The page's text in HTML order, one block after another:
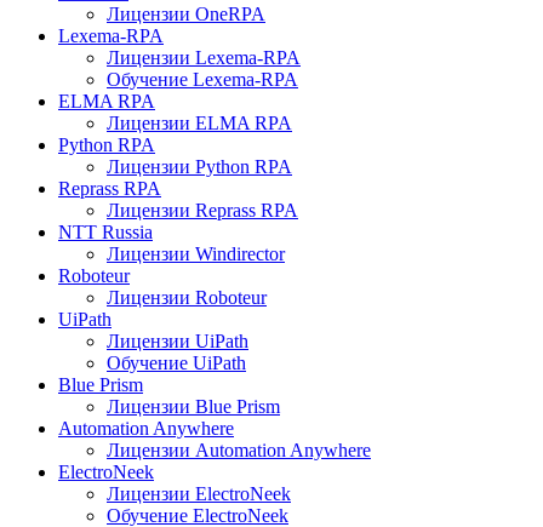
Лицензии OneRPA
Lexema-RPA
Лицензии Lexema-RPA
Обучение Lexema-RPA
ELMA RPA
Лицензии ELMA RPA
Python RPA
Лицензии Python RPA
Reprass RPA
Лицензии Reprass RPA
NTT Russia
Лицензии Windirector
Roboteur
Лицензии Roboteur
UiPath
Лицензии UiPath
Обучение UiPath
Blue Prism
Лицензии Blue Prism
Automation Anywhere
Лицензии Automation Anywhere
ElectroNeek
Лицензии ElectroNeek
Обучение ElectroNeek